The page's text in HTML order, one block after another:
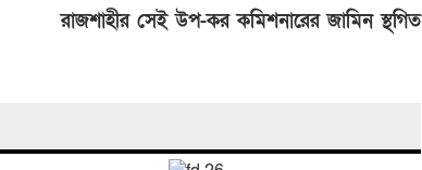
রাজশাহীর সেই উপ-কর কমিশনারের জামিন স্থগিত